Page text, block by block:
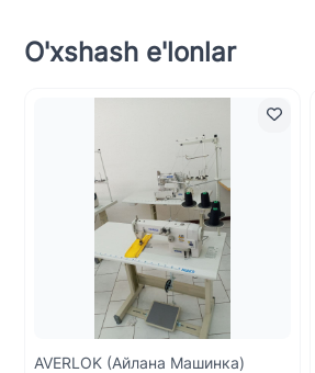
O'xshash e'lonlar
AVERLOK (Айлана Машинка)